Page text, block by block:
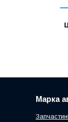
Марка